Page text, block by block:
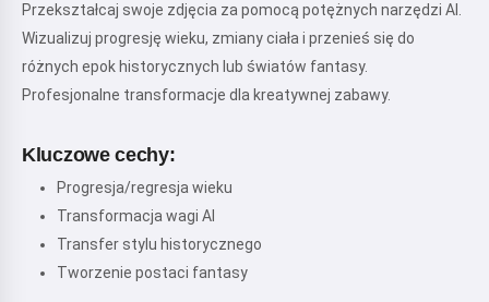
Przekształcaj swoje zdjęcia za pomocą potężnych narzędzi AI.
Wizualizuj progresję wieku, zmiany ciała i przenieś się do
różnych epok historycznych lub światów fantasy.
Profesjonalne transformacje dla kreatywnej zabawy.
Kluczowe cechy:
Progresja/regresja wieku
Transformacja wagi AI
Transfer stylu historycznego
Tworzenie postaci fantasy